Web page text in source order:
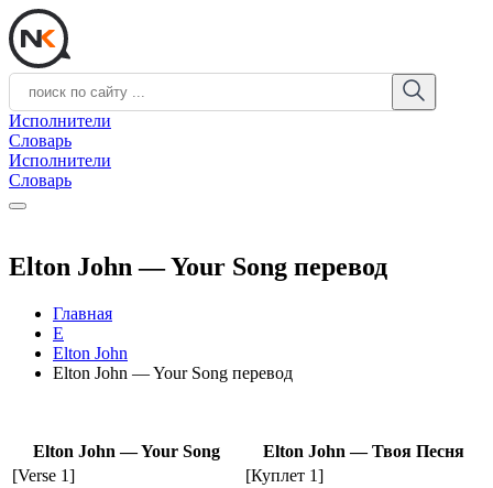
Исполнители
Словарь
Исполнители
Словарь
Elton John — Your Song перевод
Главная
E
Elton John
Elton John — Your Song перевод
Elton John — Your Song
Elton John — Твоя Песня
[Verse 1]
[Куплет 1]